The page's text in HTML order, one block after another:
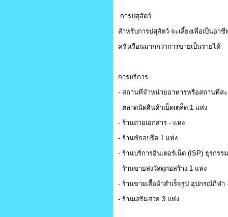
การปศุสัตว์
สำหรับการปศุสัตว์ จะเลี้ยงเพื่อเป็นอา
ครัวเรือนมากกว่าการขายเป็นรายได้
การบริการ
- สถานที่จำหน่ายอาหารหรือสถานที่ส
- ตลาดนัดสินค้าเบ็ดเตล็ด 1 แห่ง
- ร้านถ่ายเอกสาร - แห่ง
- ร้านซักอบรีด 1 แห่ง
- ร้านบริการอินเตอร์เน็ต (ISP) ธุรกร
- ร้านขายส่งวัสดุก่อสร้าง 1 แห่ง
- ร้านขายเสื้อผ้าสำเร็จรูป อุปกรณ์กีฬา
- ร้านเสริมสวย 3 แห่ง